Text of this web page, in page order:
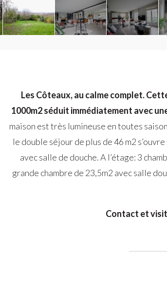
Les Côteaux, au calme complet.
1000m2 séduit immédiatement avec
maison est très lumineuse en toutes
le double séjour de plus de 46 m2
avec salle de douche. A l’étage: 3
grande chambre de 23,5m2 avec salle
Contact et